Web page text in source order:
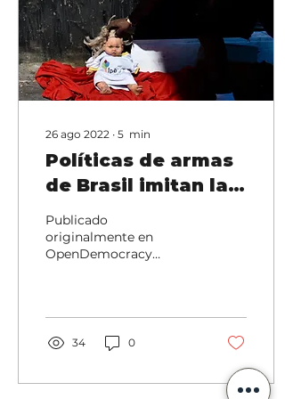
26 ago 2022 ∙ 5 min
Políticas de armas
de Brasil imitan las
de EE.UU., pero
tienen mayores
divisiones de clase
Publicado
originalmente en
OpenDemocracy
podría acentuar aún
más las...
34 0